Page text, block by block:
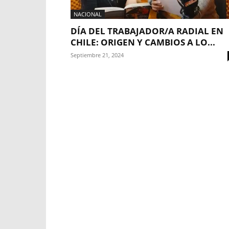
NACIONAL
DÍA DEL TRABAJADOR/A RADIAL EN
CHILE: ORIGEN Y CAMBIOS A LO...
Septiembre 21, 2024